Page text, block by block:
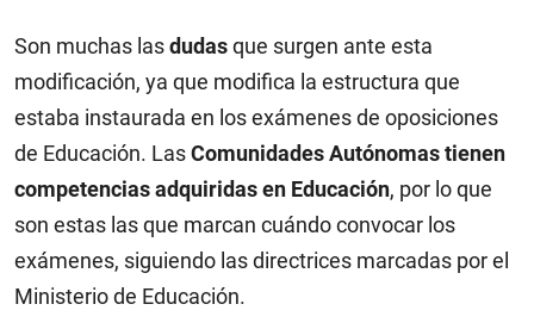
Son muchas lasdudasque surgen ante esta
modificación, ya que modifica la estructura que
estaba instaurada en los exámenes de oposiciones
de Educación. LasComunidades Autónomas tienen
competencias adquiridas en Educación, por lo que
son estas las que marcan cuándo convocar los
exámenes, siguiendo las directrices marcadas por el
Ministerio de Educación.